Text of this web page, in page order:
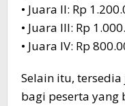
• Juara II: Rp
• Juara III: Rp
• Juara IV: Rp
Selain itu,
bagi peserta yang